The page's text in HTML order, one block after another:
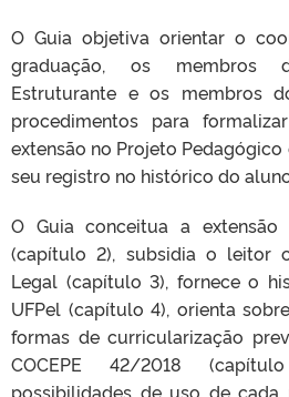
O Guia objetiva orientar o
graduação, os membros
Estruturante e os membros
procedimentos para
extensão no Projeto
seu registro no histórico do
O Guia conceitua a extensão
(capítulo 2), subsidia o leitor
Legal (capítulo 3), fornece o
UFPel (capítulo 4), orienta
formas de curricularização
COCEPE 42/2018
possibilidades de uso de